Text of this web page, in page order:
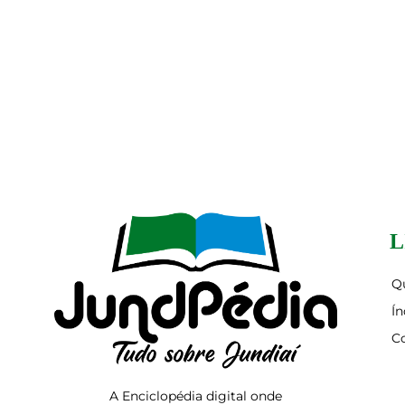
A Enciclopédia digital onde